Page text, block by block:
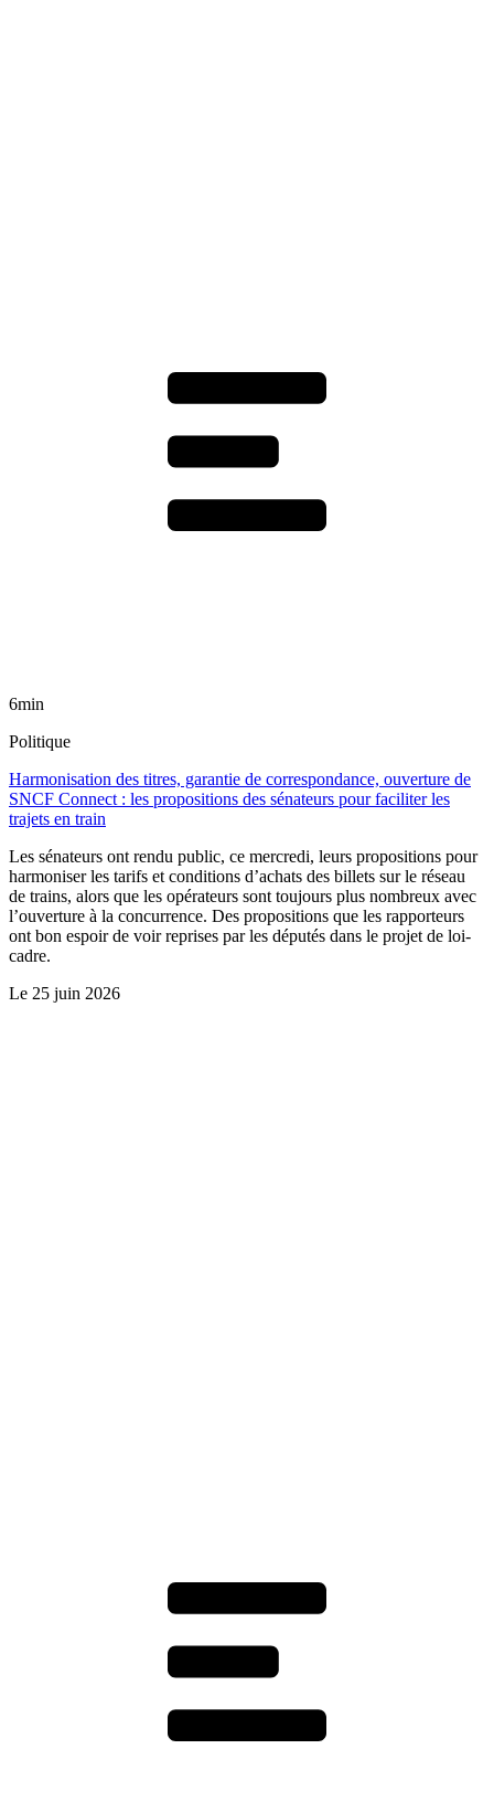
6min
Politique
Harmonisation des titres, garantie de correspondance, ouverture de
SNCF Connect : les propositions des sénateurs pour faciliter les
trajets en train
Les sénateurs ont rendu public, ce mercredi, leurs propositions pour
harmoniser les tarifs et conditions d’achats des billets sur le réseau
de trains, alors que les opérateurs sont toujours plus nombreux avec
l’ouverture à la concurrence. Des propositions que les rapporteurs
ont bon espoir de voir reprises par les députés dans le projet de loi-
cadre.
Le 25 juin 2026